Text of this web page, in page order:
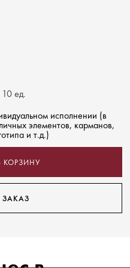
ед.
исполнении (в
элементов, карманов,
и т.д.)
КОРЗИНУ
ЗАКАЗ